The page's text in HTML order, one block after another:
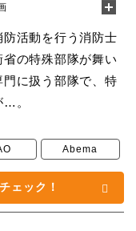
活動を行う消防士
の特殊部隊が舞い
に扱う部隊で、特
…。
Abema
ェック！